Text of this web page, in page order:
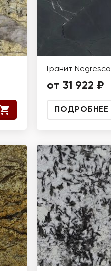
Гранит Negresco
от 31 922 ₽
ПОДРОБНЕЕ